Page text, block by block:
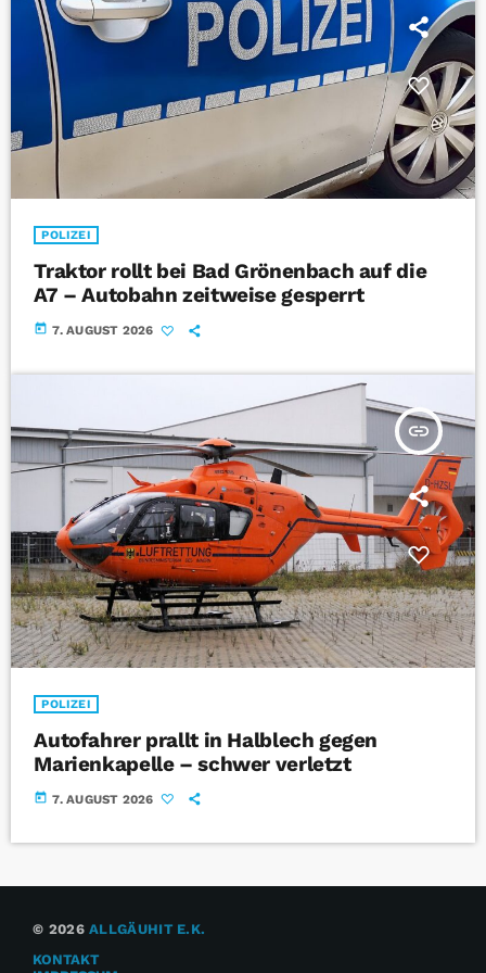
POLIZEI
Traktor rollt bei Bad Grönenbach auf die
A7 – Autobahn zeitweise gesperrt
today 7. AUGUST 2026
insert_link
POLIZEI
Autofahrer prallt in Halblech gegen
Marienkapelle – schwer verletzt
today 7. AUGUST 2026
© 2026ALLGÄUHIT E.K.
KONTAKT